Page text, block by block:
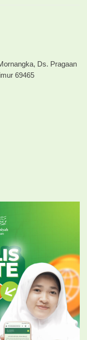
Ds. Pragaan
69465